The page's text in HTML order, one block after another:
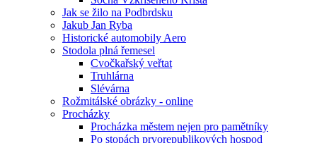
Jak se žilo na Podbrdsku
Jakub Jan Ryba
Historické automobily Aero
Stodola plná řemesel
Cvočkařský veřtat
Truhlárna
Slévárna
Rožmitálské obrázky - online
Procházky
Procházka městem nejen pro pamětníky
Po stopách prvorepublikových hospod